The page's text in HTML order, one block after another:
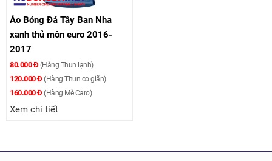
Áo Bóng Đá Tây Ban Nha
xanh thủ môn euro 2016-
2017
80.000 Đ (Hàng Thun lạnh)
120.000 Đ (Hàng Thun co giãn)
160.000 Đ (Hàng Mè Caro)
Xem chi tiết